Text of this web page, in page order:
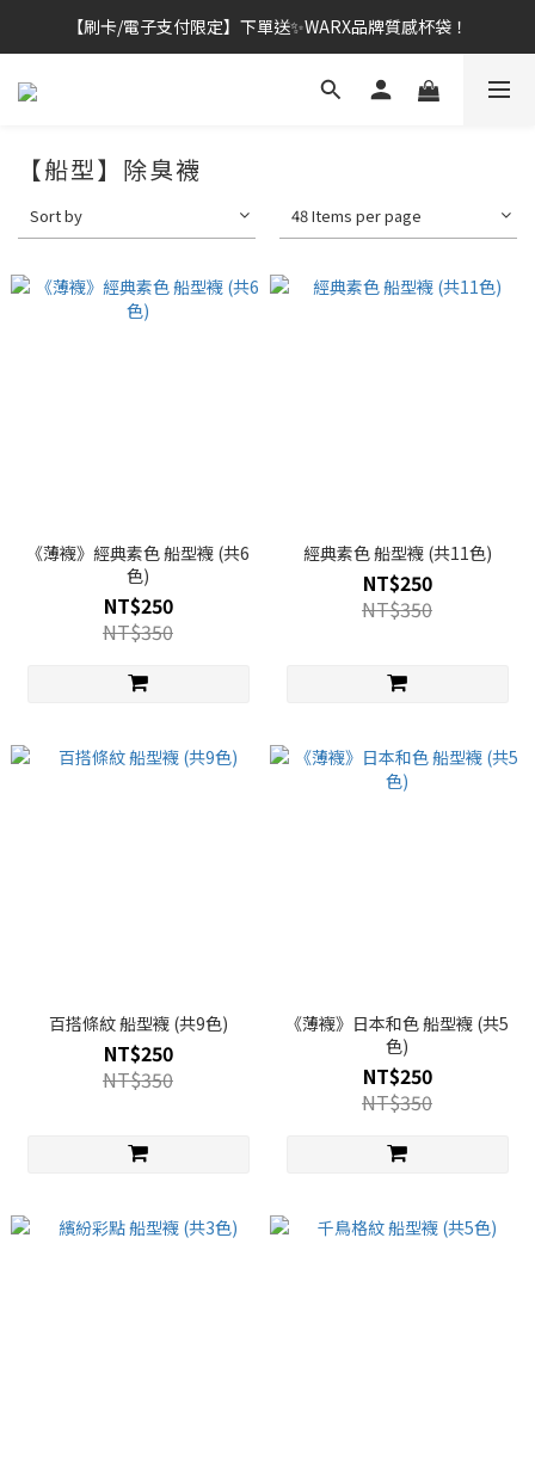
👔挺爸行動：全館襪款【最低$149起】✨立即下單！
【刷卡/電子支付限定】下單送✨WARX品牌質感杯袋！
👔挺爸行動：全館襪款【最低$149起】✨立即下單！
【船型】除臭襪
Sort by 48 Items per page
《薄襪》經典素色 船型襪 (共6
色)
NT$250
NT$350
經典素色 船型襪 (共11色)
NT$250
NT$350
百搭條紋 船型襪 (共9色)
NT$250
NT$350
《薄襪》日本和色 船型襪 (共5
色)
NT$250
NT$350